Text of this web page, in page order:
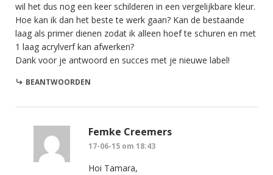
wil het dus nog een keer schilderen in een vergelijkbare kleur.
Hoe kan ik dan het beste te werk gaan? Kan de bestaande
laag als primer dienen zodat ik alleen hoef te schuren en met
1 laag acrylverf kan afwerken?
Dank voor je antwoord en succes met je nieuwe label!
BEANTWOORDEN
Femke Creemers
17-06-15 om 18:43
Hoi Tamara,